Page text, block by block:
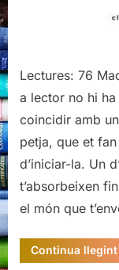
Lectures: 76
a lector no hi
coincidir amb
petja, que et
d’iniciar-la. Un
t’absorbeixen
el món que
Continua llegint